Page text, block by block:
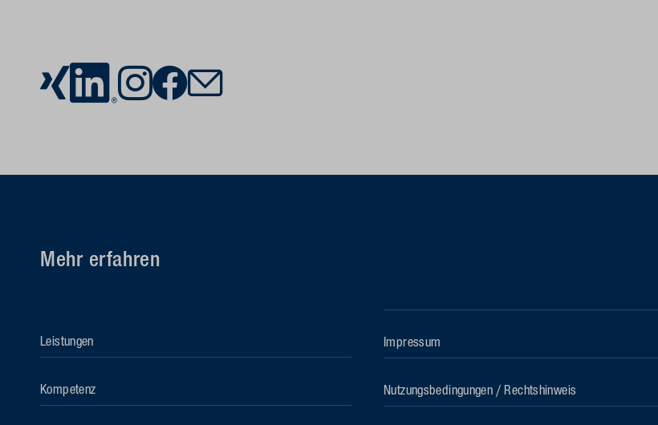
Mehr erfahren
Leistungen
Kompetenz
Impressum
Nutzungsbedingungen / Rechtshinweis